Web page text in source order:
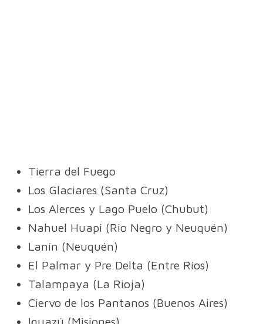
Tierra del Fuego
Los Glaciares (Santa Cruz)
Los Alerces y Lago Puelo (Chubut)
Nahuel Huapi (Rio Negro y Neuquén)
Lanín (Neuquén)
El Palmar y Pre Delta (Entre Ríos)
Talampaya (La Rioja)
Ciervo de los Pantanos (Buenos Aires)
Iguazú (Misiones)